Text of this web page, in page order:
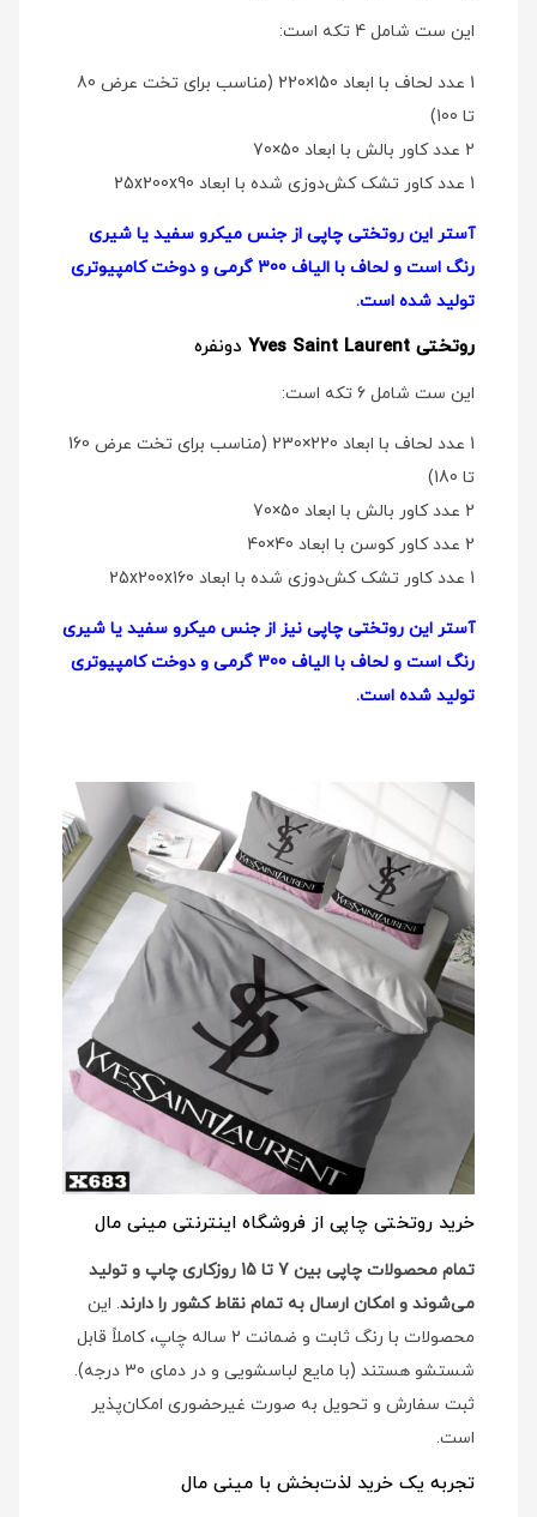
این ست شامل 4 تکه است:
1 عدد لحاف با ابعاد 150×220 (مناسب برای تخت عرض 80
تا 100)
2 عدد کاور بالش با ابعاد 50×70
1 عدد کاور تشک کش‌دوزی شده با ابعاد 25x200x90
آستر این روتختی چاپی از جنس میکرو سفید یا شیری
رنگ است و لحاف با الیاف 300 گرمی و دوخت کامپیوتری
تولید شده است.
روتختی Yves Saint Laurent دو‌نفره
این ست شامل 6 تکه است:
1 عدد لحاف با ابعاد 220×230 (مناسب برای تخت عرض 160
تا 180)
2 عدد کاور بالش با ابعاد 50×70
2 عدد کاور کوسن با ابعاد 40×40
1 عدد کاور تشک کش‌دوزی شده با ابعاد 25x200x160
آستر این روتختی چاپی نیز از جنس میکرو سفید یا شیری
رنگ است و لحاف با الیاف 300 گرمی و دوخت کامپیوتری
تولید شده است.
خرید روتختی چاپی از فروشگاه اینترنتی مینی مال
تمام محصولات چاپی بین 7 تا 15 روزکاری چاپ و تولید
می‌شوند و امکان ارسال به تمام نقاط کشور را دارند. این
محصولات با رنگ ثابت و ضمانت 2 ساله چاپ، کاملاً قابل
شستشو هستند (با مایع لباسشویی و در دمای 30 درجه).
ثبت سفارش و تحویل به صورت غیرحضوری امکان‌پذیر
است.
تجربه یک خرید لذت‌بخش با مینی مال